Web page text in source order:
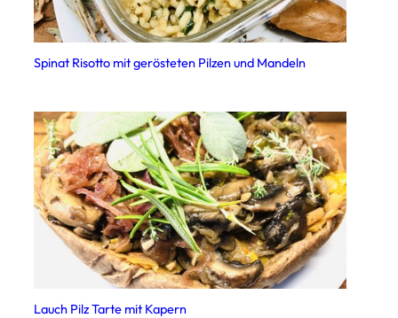
Spinat Risotto mit gerösteten Pilzen und Mandeln
Lauch Pilz Tarte mit Kapern